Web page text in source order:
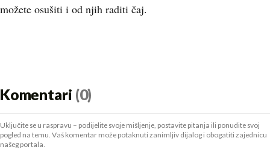
možete osušiti i od njih raditi čaj.
Komentari (0)
Uključite se u raspravu – podijelite svoje mišljenje, postavite pitanja ili ponudite svoj
pogled na temu. Vaš komentar može potaknuti zanimljiv dijalog i obogatiti zajednicu
našeg portala.